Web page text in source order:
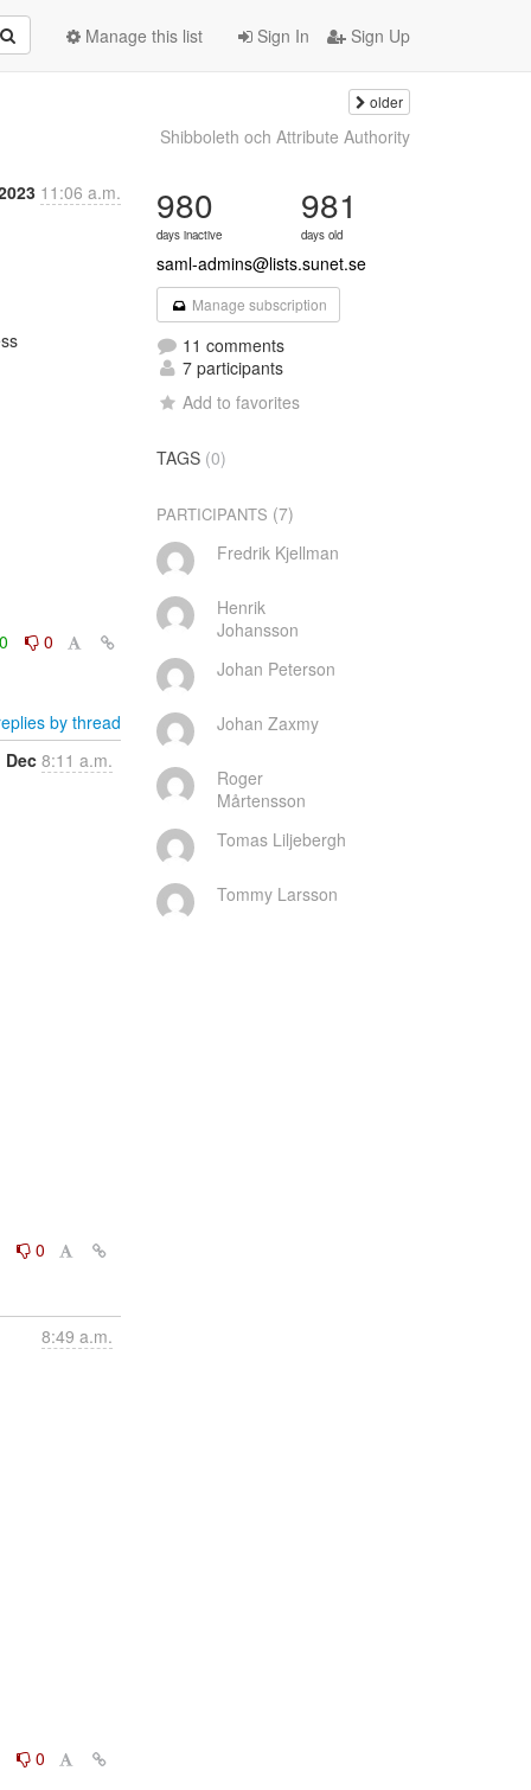
Sign In Sign Up
Manage this list
older
Shibboleth och Attribute Authority
11:06 a.m.
0
by thread
Dec 8:11 a.m.
0
8:49 a.m.
0
980
days inactive
981
days old
saml-admins@lists.sunet.se
Manage subscription
11 comments
7 participants
Add to favorites
TAGS (0)
PARTICIPANTS (7)
Fredrik Kjellman
Henrik
Johansson
Johan Peterson
Johan Zaxmy
Roger
Mårtensson
Tomas Liljebergh
Tommy Larsson